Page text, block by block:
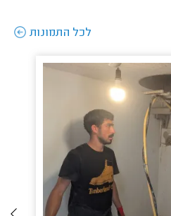
לכל התמונות